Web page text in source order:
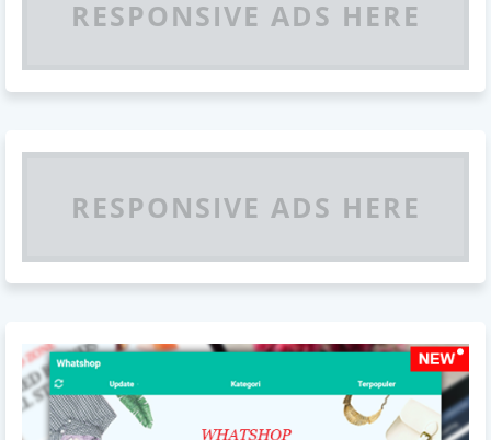
RESPONSIVE ADS HERE
RESPONSIVE ADS HERE